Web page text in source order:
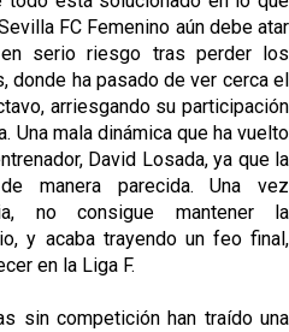
FC Femenino aún debe atar
serio riesgo tras perder los
ha pasado de ver cerca el
arriesgando su participación
Una mala dinámica que ha vuelto
David Losada, ya que la
manera parecida. Una vez
no consigue mantener la
y acaba trayendo un feo final,
en la Liga F.
sin competición han traído una